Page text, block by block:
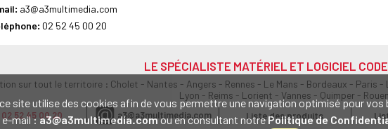
site utilise des cookies afin de vous permettre une navigation optimisé pour
mail : a3@a3multimedia.comou en consultant notrePolitique de
a3@a3multimedia.com
02 52 45 00 20
LE SPÉCIALISTE MATÉRIEL ET LOGICIEL
sur tout le territoire : Cholet - Nantes - Angers - Rennes - Le Mans - Bordeaux - Paris
Lyon - Reims - Lorient - Vannes - Quimper - Rouen
02 52 45 00 20 a3@a3multimedia.com Liste des produits